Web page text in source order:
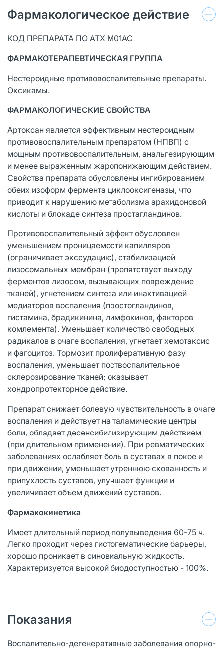
Фармакологическое действие
КОД ПРЕПАРАТА ПО АТХ М01АС
ФАРМАКОТЕРАПЕВТИЧЕСКАЯ ГРУППА
Нестероидные противовоспалительные препараты.
Оксикамы.
ФАРМАКОЛОГИЧЕСКИЕ СВОЙСТВА
Артоксан является эффективным нестероидным
противовоспалительным препаратом (НПВП) с
мощным противовоспалительным, анальгезирующим
и менее выраженным жаропонижающим действием.
Свойства препарата обусловлены ингибированием
обеих изоформ фермента циклооксигеназы, что
приводит к нарушению метаболизма арахидоновой
кислоты и блокаде синтеза простагландинов.
Противовоспалительный эффект обусловлен
уменьшением проницаемости капилляров
(ограничивает экссудацию), стабилизацией
лизосомальных мембран (препятствует выходу
ферментов лизосом, вызывающих повреждение
тканей), угнетением синтеза или инактивацией
медиаторов воспаления (простогландинов,
гистамина, брадикинина, лимфокинов, факторов
комлемента). Уменьшает количество свободных
радикалов в очаге воспаления, угнетает хемотаксис
и фагоцитоз. Тормозит пролиферативную фазу
воспаления, уменьшает поствоспалительное
склерозирование тканей; оказывает
хондропротекторное действие.
Препарат снижает болевую чувствительность в очаге
воспаления и действует на таламические центры
боли, обладает десенсибилизирующим действием
(при длительном применении). При ревматических
заболеваниях ослабляет боль в суставах в покое и
при движении, уменьшает утреннюю скованность и
припухлость суставов, улучшает функции и
увеличивает объем движений суставов.
Фармакокинетика
Имеет длительный период полувыведения 60-75 ч.
Легко проходит через гистогематические барьеры,
хорошо проникает в синовиальную жидкость.
Характеризуется высокой биодоступностью - 100%.
Показания
Воспалительно-дегенеративные заболевания опорно-